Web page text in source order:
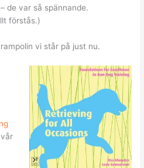
de var så spännande.
förstås.)
vi står på just nu.